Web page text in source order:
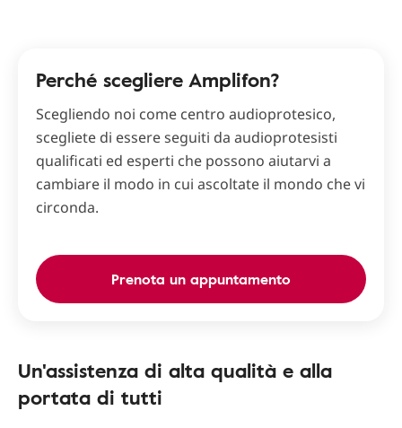
Perché scegliere Amplifon?
Scegliendo noi come centro audioprotesico,
scegliete di essere seguiti da audioprotesisti
qualificati ed esperti che possono aiutarvi a
cambiare il modo in cui ascoltate il mondo che vi
circonda.
Prenota un appuntamento
Un'assistenza di alta qualità e alla
portata di tutti